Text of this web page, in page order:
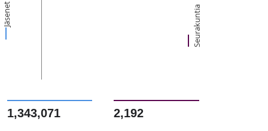
Jäsenet Seurakuntia
1,343,071 2,192